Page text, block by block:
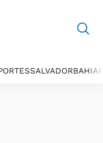
SALVADORBAHIA